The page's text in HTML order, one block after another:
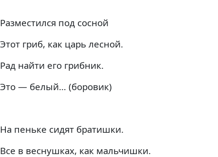
Разместился под сосной
Этот гриб, как царь лесной.
Рад найти его грибник.
Это — белый… (боровик)
На пеньке сидят братишки.
Все в веснушках, как мальчишки.